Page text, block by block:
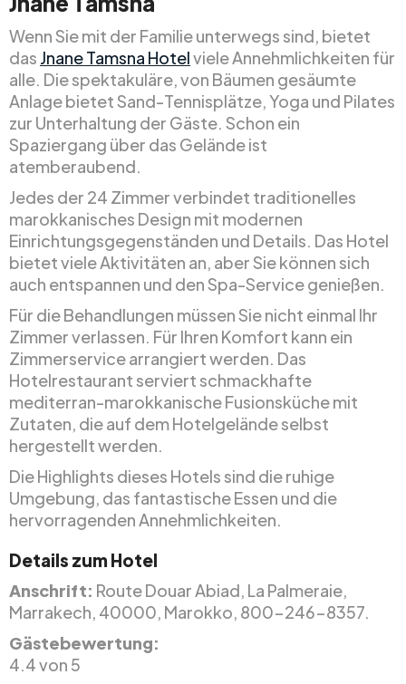
Wenn Sie mit der Familie unterwegs sind, bietet
das Jnane Tamsna Hotelviele Annehmlichkeiten für
alle. Die spektakuläre, von Bäumen gesäumte
Anlage bietet Sand-Tennisplätze, Yoga und Pilates
zur Unterhaltung der Gäste. Schon ein
Spaziergang über das Gelände ist
atemberaubend.
Jedes der 24 Zimmer verbindet traditionelles
marokkanisches Design mit modernen
Einrichtungsgegenständen und Details. Das Hotel
bietet viele Aktivitäten an, aber Sie können sich
auch entspannen und den Spa-Service genießen.
Für die Behandlungen müssen Sie nicht einmal Ihr
Zimmer verlassen. Für Ihren Komfort kann ein
Zimmerservice arrangiert werden. Das
Hotelrestaurant serviert schmackhafte
mediterran-marokkanische Fusionsküche mit
Zutaten, die auf dem Hotelgelände selbst
hergestellt werden.
Die Highlights dieses Hotels sind die ruhige
Umgebung, das fantastische Essen und die
hervorragenden Annehmlichkeiten.
Details zum Hotel
Anschrift: Route Douar Abiad, La Palmeraie,
Marrakech, 40000, Marokko, 800-246-8357.
Gästebewertung:
4.4 von 5